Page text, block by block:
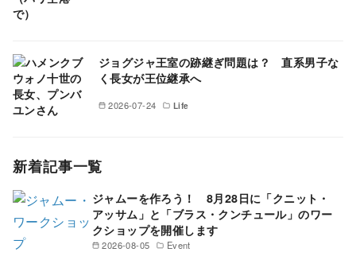
ジョグジャ王室の跡継ぎ問題は？ 直系男子な
く長女が王位継承へ
2026-07-24 Life
新着記事一覧
2026-08-05 Event
ジャムーを作ろう！ 8月28日に「クニット・
アッサム」と「ブラス・クンチュール」のワー
クショップを開催します